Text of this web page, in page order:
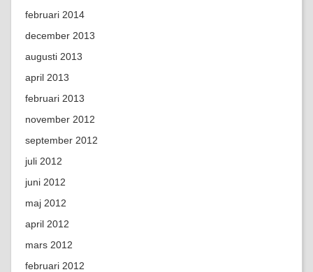
februari 2014
december 2013
augusti 2013
april 2013
februari 2013
november 2012
september 2012
juli 2012
juni 2012
maj 2012
april 2012
mars 2012
februari 2012